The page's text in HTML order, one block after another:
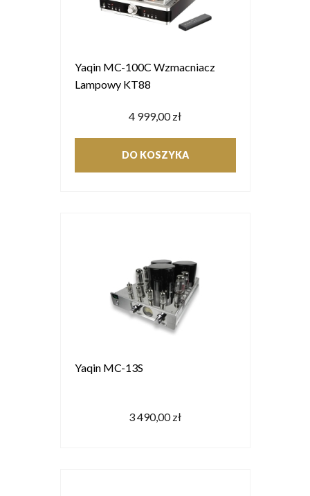
Yaqin MC-100C Wzmacniacz
Lampowy KT88
4 999,00 zł
DO KOSZYKA
Yaqin MC-13S
3 490,00 zł